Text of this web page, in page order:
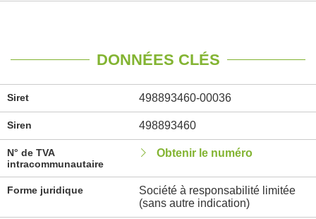
DONNÉES CLÉS
Siret 498893460-00036
Siren 498893460
N° de TVA
intracommunautaire
Obtenir le numéro
Forme juridique
Société à responsabilité limitée
(sans autre indication)